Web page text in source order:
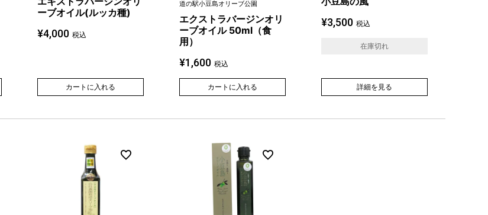
ーブオイル(ルッカ種)
¥4,000 税込
カートに入れる
道の駅小豆島オリーブ公園
エクストラバージンオリ
ーブオイル 50ml（食
用）
¥1,600 税込
カートに入れる
¥3,500 税込
在庫切れ
詳細を見る